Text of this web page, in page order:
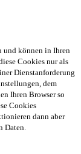
und können in Ihren
Cookies nur als
Dienstanforderung
dem
Ihren Browser so
Cookies
dann aber
Daten.